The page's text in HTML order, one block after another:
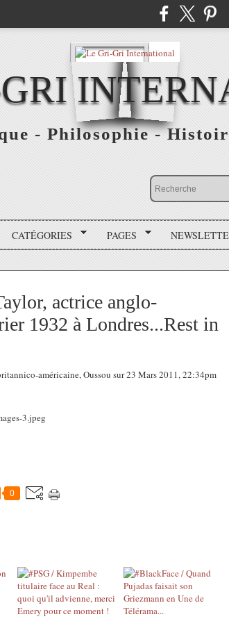
- Philosophie -
CATÉGORIES PAGES
actrice anglo-
1932 à Londres...Rest in
américaine, Oussou sur 23 Mars 2011, 22:34pm
0